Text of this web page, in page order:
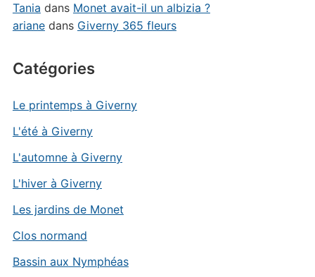
Tania dans Monet avait-il un albizia ?
arianedans Giverny 365 fleurs
Catégories
Le printemps à Giverny
L'été à Giverny
L'automne à Giverny
L'hiver à Giverny
Les jardins de Monet
Clos normand
Bassin aux Nymphéas